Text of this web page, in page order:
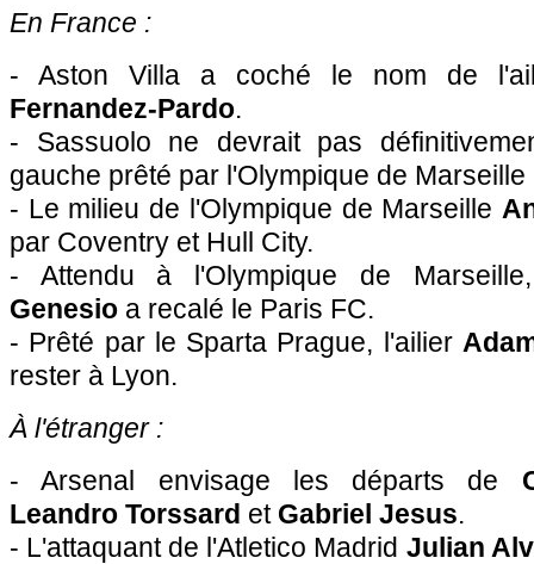
En France :
- Aston Villa a coché le nom de
Fernandez-Pardo.
- Sassuolo ne devrait pas
gauche prêté par l'Olympique de Marseille
- Le milieu de l'Olympique de Marseille
par Coventry et Hull City.
- Attendu à l'Olympique de
Genesio a recalé le Paris FC.
- Prêté par le Sparta Prague, l'ailier
rester à Lyon.
À l'étranger :
- Arsenal envisage les départs de
Leandro Torssard et Gabriel Jesus.
- L'attaquant de l'Atletico Madrid Julian